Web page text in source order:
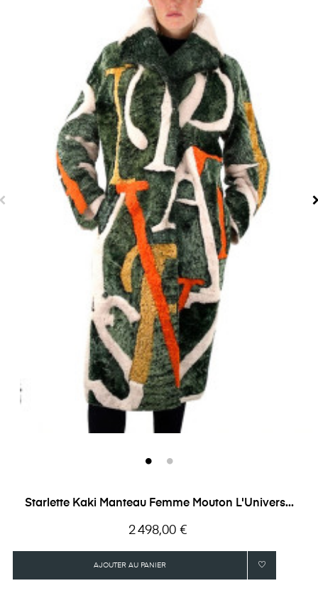
Starlette Kaki Manteau Femme Mouton L'Univers...
Prix
2 498,00 €
AJOUTER AU PANIER